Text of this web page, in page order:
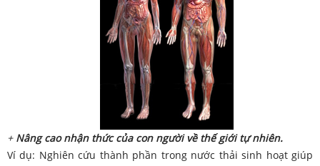
+ Nâng cao nhận thức của con người về thế giới tự nhiên.
Ví dụ: Nghiên cứu thành phần trong nước thải sinh hoạt giúp